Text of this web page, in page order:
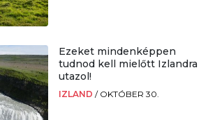
Ezeket mindenképpen
tudnod kell mielőtt Izlandra
utazol!
IZLAND / OKTÓBER 30.